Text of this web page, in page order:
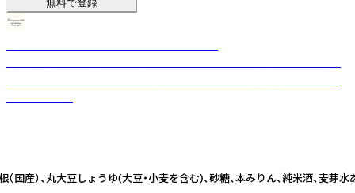
無料で登録
、丸大豆しょうゆ(大豆・小麦を含む)、砂糖、本みりん、純米酒、